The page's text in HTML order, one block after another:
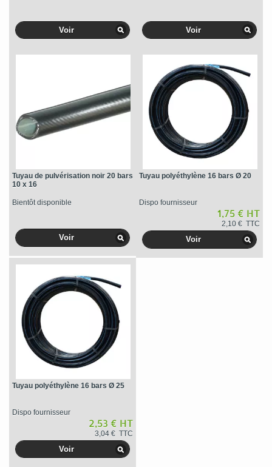
Voir Voir
Tuyau de pulvérisation noir 20 bars
10 x 16
Bientôt disponible
Voir
Tuyau polyéthylène 16 bars Ø 20
Dispo fournisseur
1,75 € HT
2,10 € TTC
Voir
Tuyau polyéthylène 16 bars Ø 25
Dispo fournisseur
2,53 € HT
3,04 € TTC
Voir